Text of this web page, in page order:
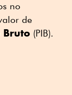
no
de
Bruto (PIB).